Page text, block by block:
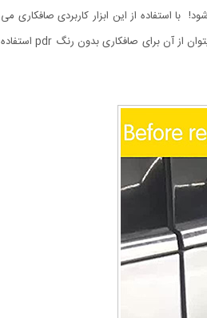
با استفاده از این ابزار کاربردی صافکاری می
توانید خودتان صافکار بدنه ماشینتان بوده و بدون معطلی و به راحتی آب خوردن آن را تعمیر کنید. دستگاه مکنده صافکاری PDR یکی از ابزار صافکاری است که میتوان از آن برای صافکاری بدون رنگ pdr استفاده